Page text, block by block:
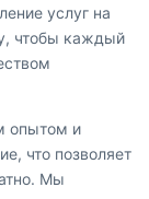
услуг на
чтобы каждый
опытом и
что позволяет
Мы